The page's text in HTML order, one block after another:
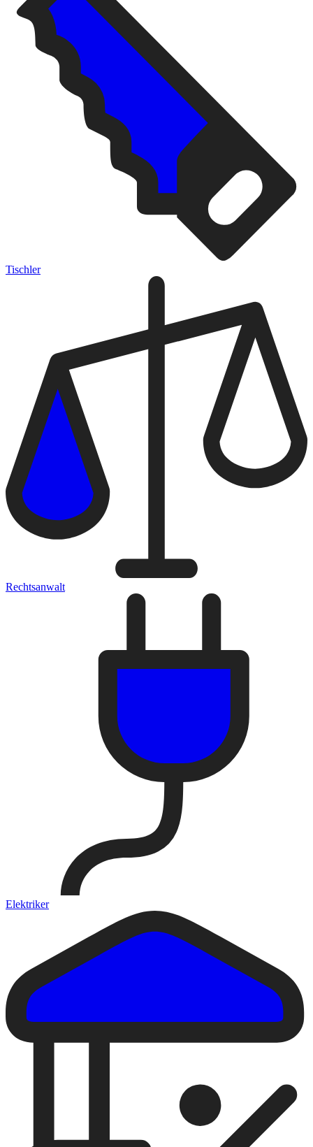
Tischler
Rechtsanwalt
Elektriker